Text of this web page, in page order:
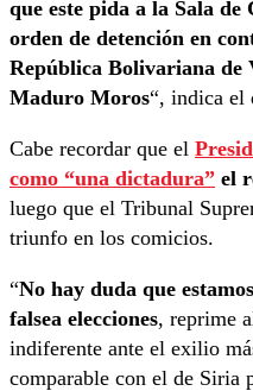
que este pida a la Sala
orden de detención en
República Bolivariana de
Maduro Moros“, indica el
Cabe recordar que el
como “una dictadura” el
luego que el Tribunal
triunfo en los comicios.
“No hay duda que
falsea elecciones, reprime
indiferente ante el exilio
comparable con el de Siria